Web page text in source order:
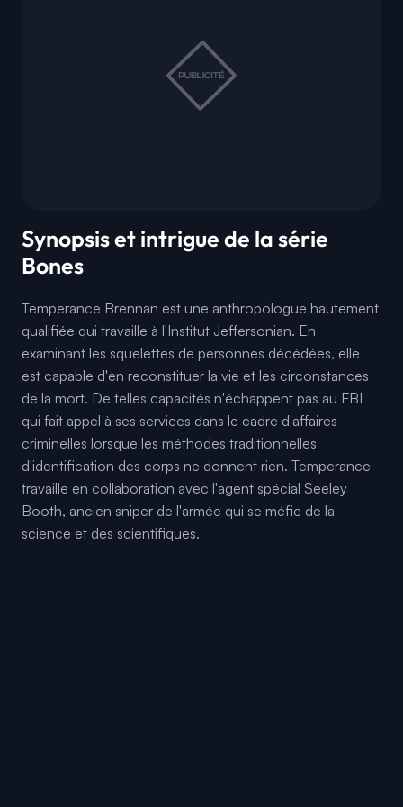
Synopsis et intrigue de la série
Bones
Temperance Brennan est une anthropologue hautement
qualifiée qui travaille à l'Institut Jeffersonian. En
examinant les squelettes de personnes décédées, elle
est capable d'en reconstituer la vie et les circonstances
de la mort. De telles capacités n'échappent pas au FBI
qui fait appel à ses services dans le cadre d'affaires
criminelles lorsque les méthodes traditionnelles
d'identification des corps ne donnent rien. Temperance
travaille en collaboration avec l'agent spécial Seeley
Booth, ancien sniper de l'armée qui se méfie de la
science et des scientifiques.